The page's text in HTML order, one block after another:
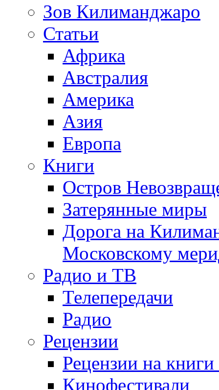
Зов Килиманджаро
Статьи
Африка
Австралия
Америка
Азия
Европа
Книги
Остров
Затерянные миры
Дорога на
Московскому
Радио и ТВ
Телепередачи
Радио
Рецензии
Рецензии на
Кинофестивали